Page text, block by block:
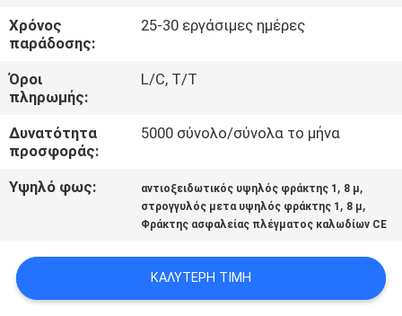
ΖΗΤΉΣΤΕ
ΈΝΑ
ΑΠΌΣΠΑΣΜΑ
ΕΙΔΉΣΕΙΣ
Χρόνος
παράδοσης:
25-30 εργάσιμες ημέρες
Όροι
πληρωμής:
L/C, T/T
Δυνατότητα
προσφοράς:
5000 σύνολο/σύνολα το μήνα
Υψηλό φως: αντιοξειδωτικός υψηλός φράκτης 1 , 8 μ,
στρογγυλός μετα υψηλός φράκτης 1 , 8 μ,
Φράκτης ασφαλείας πλέγματος καλωδίων CE
ΚΑΛΎΤΕΡΗ ΤΙΜΉ